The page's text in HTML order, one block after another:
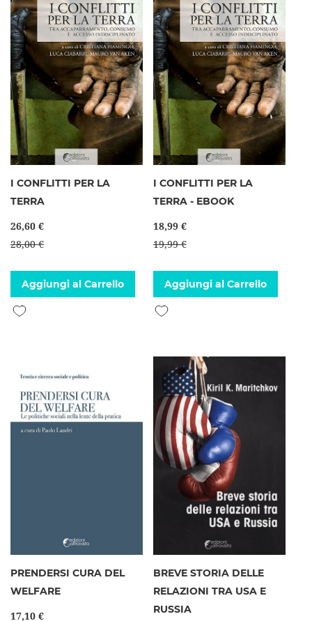
I CONFLITTI PER LA
TERRA
26,60 €
28,00 €
Aggiungi al Carrello
Aggiungi alla lista desideri
I CONFLITTI PER LA
TERRA - EBOOK
18,99 €
19,99 €
Aggiungi al Carrello
Aggiungi alla lista desideri
PRENDERSI CURA DEL
WELFARE
17,10 €
BREVE STORIA DELLE
RELAZIONI TRA USA E
RUSSIA